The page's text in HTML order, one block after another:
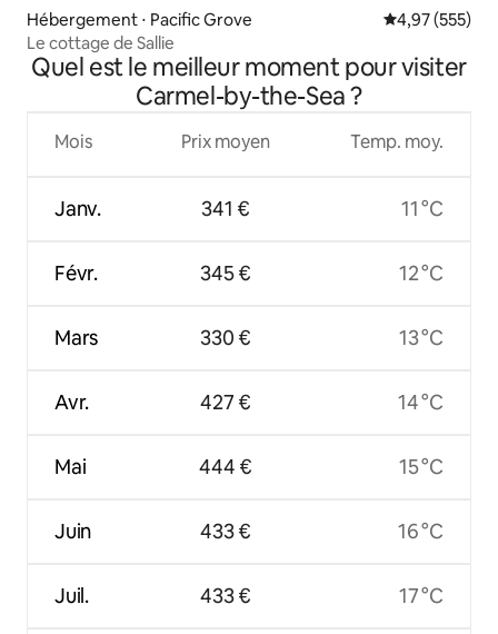
Hébergement ⋅ Pacific Grove Évaluation
4,97 (555)
Le cottage de Sallie
Quel est le meilleur moment pour visiter
Carmel-by-the-Sea ?
Mois
Janv.
Févr.
Mars
Avr.
Mai
Juin
Juil.
Prix moyen
341 €
345 €
330 €
427 €
444 €
433 €
433 €
Temp. moy.
11 °C
12 °C
13 °C
14 °C
15 °C
16 °C
17 °C